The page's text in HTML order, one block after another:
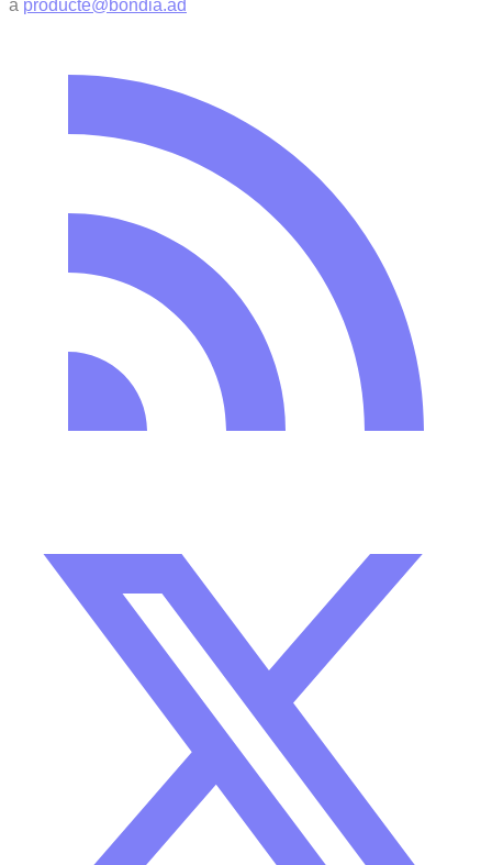
a producte@bondia.ad